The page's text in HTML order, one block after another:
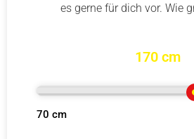
es gerne für dich vor. Wie
170 cm
70 cm